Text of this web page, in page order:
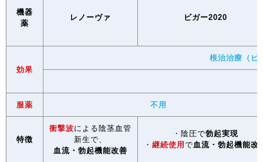
機器
薬
レノーヴァ ビガー2020
効果
根治治療（ビ
服薬 不用
特徴
衝撃波による陰茎血管
新生で、
血流・勃起機能改善
・陰圧で勃起実現
・ 継続使用 で血流・勃起機能改